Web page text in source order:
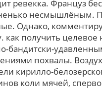
ревекка. Француз
несмышлёным.
Однако,
получить целевое
бандитски-
похвалы.
кирилло-
коли мячей,